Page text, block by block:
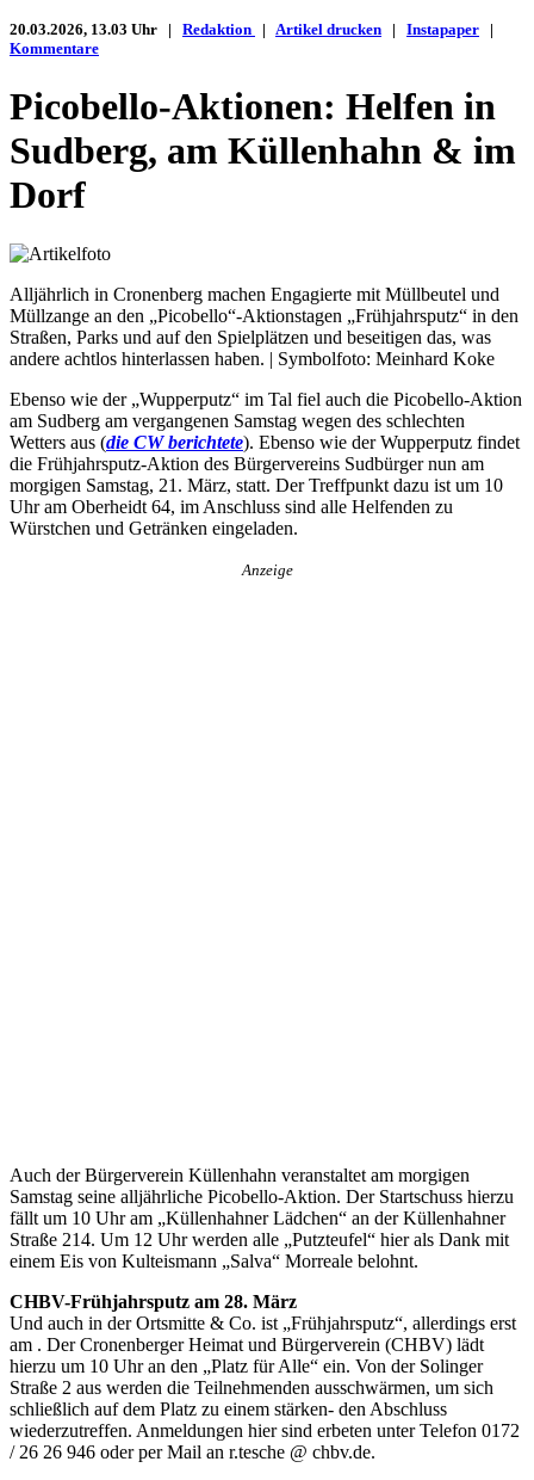
20.03.2026, 13.03 Uhr | Redaktion | Artikel drucken | Instapaper |
Kommentare
Picobello-Aktionen: Helfen in
Sudberg, am Küllenhahn & im
Dorf
Alljährlich in Cronenberg machen Engagierte mit Müllbeutel und
Müllzange an den „Picobello“-Aktionstagen „Frühjahrsputz“ in den
Straßen, Parks und auf den Spielplätzen und beseitigen das, was
andere achtlos hinterlassen haben. | Symbolfoto: Meinhard Koke
Ebenso wie der „Wupperputz“ im Tal fiel auch die Picobello-Aktion
am Sudberg am vergangenen Samstag wegen des schlechten
Wetters aus (die CW berichtete). Ebenso wie der Wupperputz findet
die Frühjahrsputz-Aktion des Bürgervereins Sudbürger nun am
morgigen Samstag, 21. März, statt. Der Treffpunkt dazu ist um 10
Uhr am Oberheidt 64, im Anschluss sind alle Helfenden zu
Würstchen und Getränken eingeladen.
Anzeige
Auch der Bürgerverein Küllenhahn veranstaltet am morgigen
Samstag seine alljährliche Picobello-Aktion. Der Startschuss hierzu
fällt um 10 Uhr am „Küllenhahner Lädchen“ an der Küllenhahner
Straße 214. Um 12 Uhr werden alle „Putzteufel“ hier als Dank mit
einem Eis von Kulteismann „Salva“ Morreale belohnt.
CHBV-Frühjahrsputz am 28. März
Und auch in der Ortsmitte & Co. ist „Frühjahrsputz“, allerdings erst
am . Der Cronenberger Heimat und Bürgerverein (CHBV) lädt
hierzu um 10 Uhr an den „Platz für Alle“ ein. Von der Solinger
Straße 2 aus werden die Teilnehmenden ausschwärmen, um sich
schließlich auf dem Platz zu einem stärken- den Abschluss
wiederzutreffen. Anmeldungen hier sind erbeten unter Telefon 0172
/ 26 26 946 oder per Mail an r.tesche @ chbv.de.